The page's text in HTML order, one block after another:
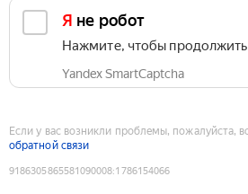
Я не робот
Нажмите, чтобы продолжить
Yandex SmartCaptcha
Если у вас возникли проблемы, пожалуйста,
обратной связи
9186305865581090008:1786154066